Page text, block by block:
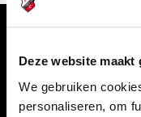
Deze website
We gebruiken
personaliseren, om